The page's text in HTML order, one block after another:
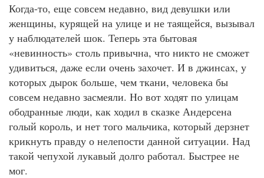
Когда-то, еще совсем недавно, вид девушки или
женщины, курящей на улице и не таящейся, вызывал
у наблюдателей шок. Теперь эта бытовая
«невинность» столь привычна, что никто не сможет
удивиться, даже если очень захочет. И в джинсах, у
которых дырок больше, чем ткани, человека бы
совсем недавно засмеяли. Но вот ходят по улицам
ободранные люди, как ходил в сказке Андерсена
голый король, и нет того мальчика, который дерзнет
крикнуть правду о нелепости данной ситуации. Над
такой чепухой лукавый долго работал. Быстрее не
мог.